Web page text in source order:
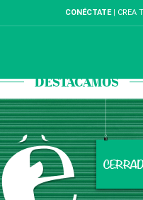
CONÉCTATE CREA
DESTACAMOS